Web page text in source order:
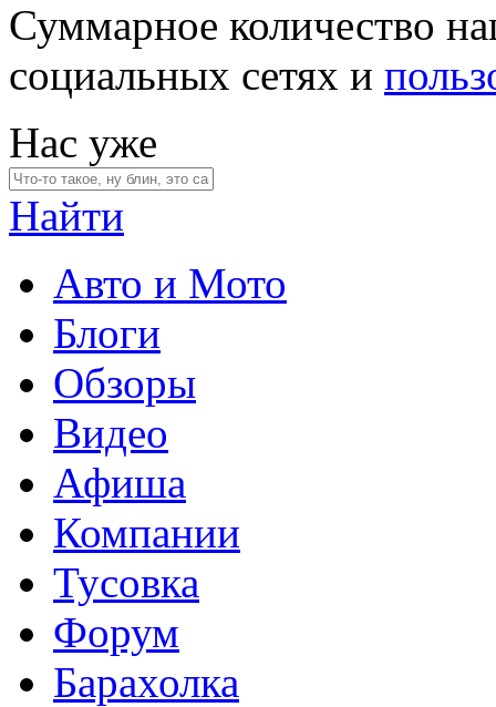
Суммарное количество
социальных сетях и
Нас уже
Найти
Авто и Мото
Блоги
Обзоры
Видео
Афиша
Компании
Тусовка
Форум
Барахолка